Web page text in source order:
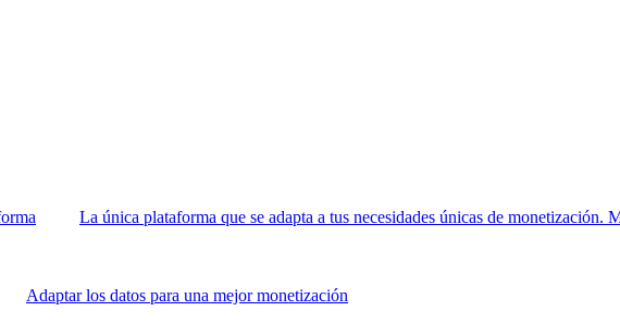
La única plataforma que se adapta a tus necesidades únicas de monetización.
Adaptar los datos para una mejor monetización